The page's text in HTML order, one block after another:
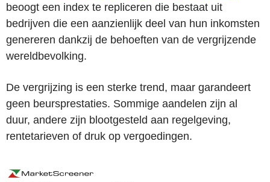
beoogt een index te repliceren die bestaat uit
bedrijven die een aanzienlijk deel van hun inkomsten
genereren dankzij de behoeften van de vergrijzende
wereldbevolking.
De vergrijzing is een sterke trend, maar garandeert
geen beursprestaties. Sommige aandelen zijn al
duur, andere zijn blootgesteld aan regelgeving,
rentetarieven of druk op vergoedingen.